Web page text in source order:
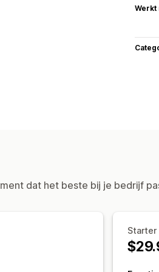
Werkt
dat het beste bij je bedrijf
Starter